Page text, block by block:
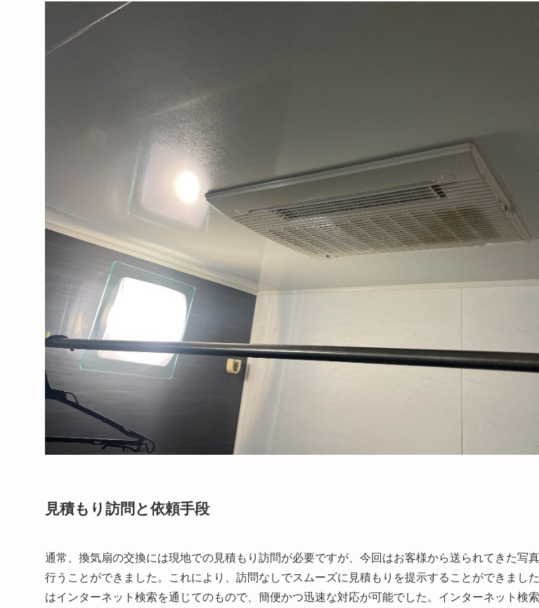
見積もり訪問と依頼手段
通常、換気扇の交換には現地での見積もり訪問が必要ですが、今回はお客様から送られてきた写
行うことができました。これにより、訪問なしでスムーズに見積もりを提示することができまし
はインターネット検索を通じてのもので、簡便かつ迅速な対応が可能でした。インターネット検